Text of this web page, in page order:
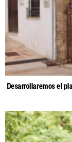
Desarrollaremos el